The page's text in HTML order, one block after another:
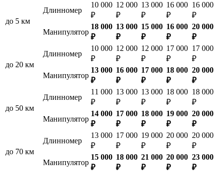
до 5 км
Длинномер
10 000
₽
12 000
₽
13 000
₽
16 000
₽
16 000
₽
Манипулятор
18 000
₽
13 000
₽
15 000
₽
16 000
₽
20 000
₽
до 20 км
Длинномер
10 000
₽
12 000
₽
12 000
₽
17 000
₽
17 000
₽
Манипулятор
13 000
₽
16 000
₽
17 000
₽
18 000
₽
20 000
₽
до 50 км
Длинномер
11 000
₽
13 000
₽
13 000
₽
18 000
₽
18 000
₽
Манипулятор
14 000
₽
17 000
₽
18 000
₽
19 000
₽
20 000
₽
до 70 км
Длинномер
13 000
₽
17 000
₽
19 000
₽
20 000
₽
20 000
₽
Манипулятор
15 000
₽
18 000
₽
21 000
₽
20 000
₽
23 000
₽